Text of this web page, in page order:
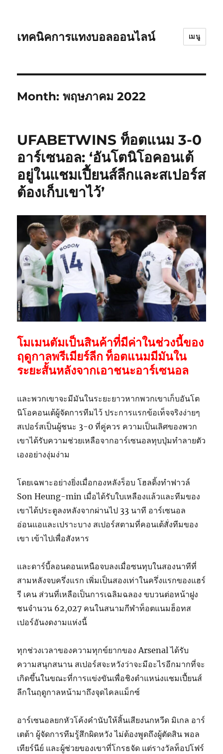
เทคนิคการแทงบอลออนไลน์ เมนู
Month:พฤษภาคม 2022
UFABETWINS ท็อตแนม 3-0
อาร์เซนอล: ‘อันโตนิโอคอนเต้
อยู่ในแชมเปี้ยนส์ลีกและสเปอร์ส
ต้องเก็บเขาไว้’
โมเมนตัมเป็นสินค้าที่มีค่าในช่วงนี้ของ
ฤดูกาลพรีเมียร์ลีก ท็อตแนมมีมันใน
ระยะสั้นหลังจากเอาชนะอาร์เซนอล
และพวกเขาจะมีมันในระยะยาวหากพวกเขาเก็บอันโต
นิโอคอนเต้ผู้จัดการทีมไว้ ประการแรกข้อเท็จจริงง่ายๆ
สเปอร์สเป็นผู้ชนะ 3-0 ที่คู่ควร ความเป็นเลิศของพวก
เขาได้รับความช่วยเหลือจากอาร์เซนอลทุบปุ่มทำลายตัว
เองอย่างงุ่มง่าม
โดยเฉพาะอย่างยิ่งเมื่อกองหลังร็อบ โฮลดิ้งทำฟาวล์
Son Heung-min เมื่อได้รับใบเหลืองแล้วและทีมของ
เขาได้ประตูลงหลังจากผ่านไป 33 นาที อาร์เซนอล
อ่อนแอและเปราะบาง สเปอร์สตามที่คอนเต้สั่งทีมของ
เขา เข้าไปเพื่อสังหาร
และดาร์บี้ลอนดอนเหนือจบลงเมื่อซนทุบในสองนาทีที่
สามหลังจบครึ่งแรก เพิ่มเป็นสองเท่าในครึ่งแรกของแฮร์
รี เคน ส่วนที่เหลือเป็นการเฉลิมฉลอง ขบวนต่อหน้าฝูง
ชนจำนวน 62,027 คนในสนามกีฬาท็อตแนมฮ็อทส
เปอร์อันงดงามแห่งนี้
ทุกช่วงเวลาของความทุกข์ยากของ Arsenal ได้รับ
ความสนุกสนาน สเปอร์สจะหวังว่าจะมีอะไรอีกมากที่จะ
เกิดขึ้นในขณะที่การแข่งขันเพื่อชิงตำแหน่งแชมเปี้ยนส์
ลีกในฤดูกาลหน้ามาถึงจุดไคลแม็กซ์
อาร์เซนอลยกหัวโค้งคำนับให้สิ้นเสียงนกหวีด มิเกล อาร์
เตต้า ผู้จัดการทีมรู้สึกผิดหวัง ไม่ต้องพูดถึงผู้ตัดสิน พอล
เทียร์นีย์ และผู้ช่วยของเขาที่โกรธจัด แต่รางวัลท็อปโฟร์